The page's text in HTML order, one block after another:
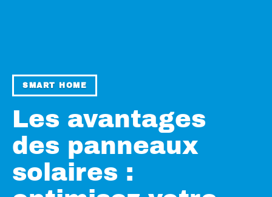
SMART HOME
Les avantages
des panneaux
solaires :